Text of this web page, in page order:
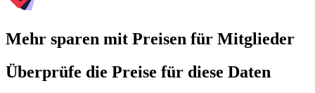
Mehr sparen mit Preisen für Mitglieder
Überprüfe die Preise für diese Daten